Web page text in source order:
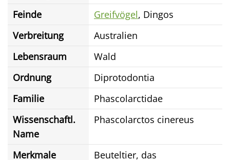
Feinde
Greifvögel, Dingos
Verbreitung
Australien
Lebensraum
Wald
Ordnung
Diprotodontia
Familie
Phascolarctidae
Wissenschaftl.
Name
Phascolarctos cinereus
Merkmale
Beuteltier, das